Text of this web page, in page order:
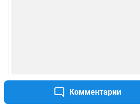
Комментарии